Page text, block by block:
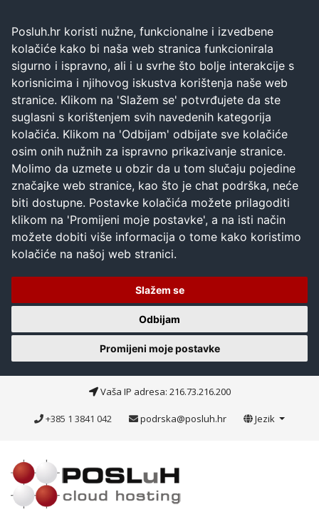
Posluh.hr koristi nužne, funkcionalne i izvedbene
kolačiće kako bi naša web stranica funkcionirala
sigurno i ispravno, ali i u svrhe što bolje interakcije s
korisnicima i njihovog iskustva korištenja naše web
stranice. Klikom na 'Slažem se' potvrđujete da ste
suglasni s korištenjem svih navedenih kategorija
kolačića. Klikom na 'Odbijam' odbijate sve kolačiće
osim onih nužnih za ispravno prikazivanje stranice.
Molimo da uzmete u obzir da u tom slučaju pojedine
značajke web stranice, kao što je chat podrška, neće
biti dostupne. Postavke kolačića možete prilagoditi
klikom na 'Promijeni moje postavke', a na isti način
možete dobiti više informacija o tome kako koristimo
kolačiće na našoj web stranici.
Slažem se
Odbijam
Promijeni moje postavke
Vaša IP adresa: 216.73.216.200
+385 1 3841 042 podrska@posluh.hr Jezik